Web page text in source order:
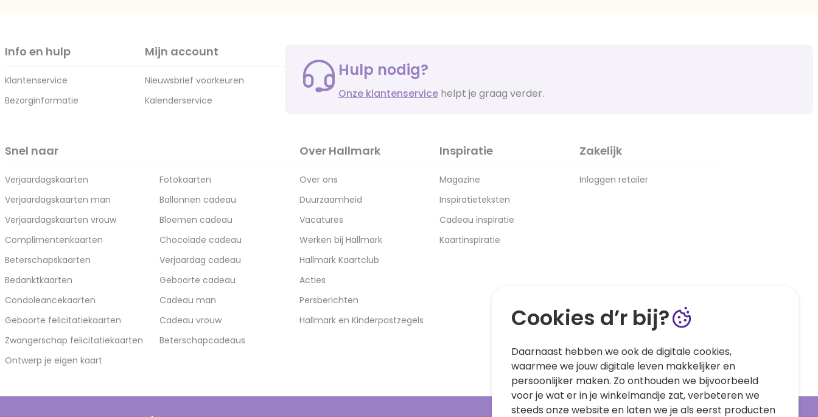
Info en hulp
Klantenservice
Bezorginformatie
Mijn account
Nieuwsbrief voorkeuren
Kalenderservice
Hulp nodig?
Onze klantenservice helpt je graag verder.
Snel naar
Verjaardagskaarten
Verjaardagskaarten man
Verjaardagskaarten vrouw
Complimentenkaarten
Beterschapskaarten
Bedanktkaarten
Condoleancekaarten
Geboorte felicitatiekaarten
Zwangerschap felicitatiekaarten
Ontwerp je eigen kaart
Fotokaarten
Ballonnen cadeau
Bloemen cadeau
Chocolade cadeau
Verjaardag cadeau
Geboorte cadeau
Cadeau man
Cadeau vrouw
Beterschapcadeaus
Over Hallmark
Over ons
Duurzaamheid
Vacatures
Werken bij Hallmark
Hallmark Kaartclub
Acties
Persberichten
Hallmark en Kinderpostzegels
Inspiratie
Magazine
Inspiratieteksten
Cadeau inspiratie
Kaartinspiratie
Zakelijk
Inloggen retailer
Cookies d’r bij?
Daarnaast hebben we ook de digitale cookies,
waarmee we jouw digitale leven makkelijker en
persoonlijker maken. Zo onthouden we bijvoorbeeld
voor je wat er in je winkelmandje zat, verbeteren we
steeds onze website en laten we je als eerst producten